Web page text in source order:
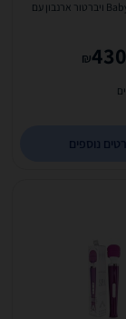
430
₪
נוספים